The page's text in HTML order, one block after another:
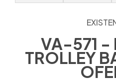
VA-571 -
TROLLEY